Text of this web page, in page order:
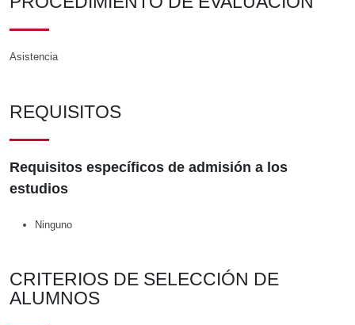
Asistencia
REQUISITOS
Requisitos específicos de admisión a los
estudios
Ninguno
CRITERIOS DE SELECCIÓN DE
ALUMNOS